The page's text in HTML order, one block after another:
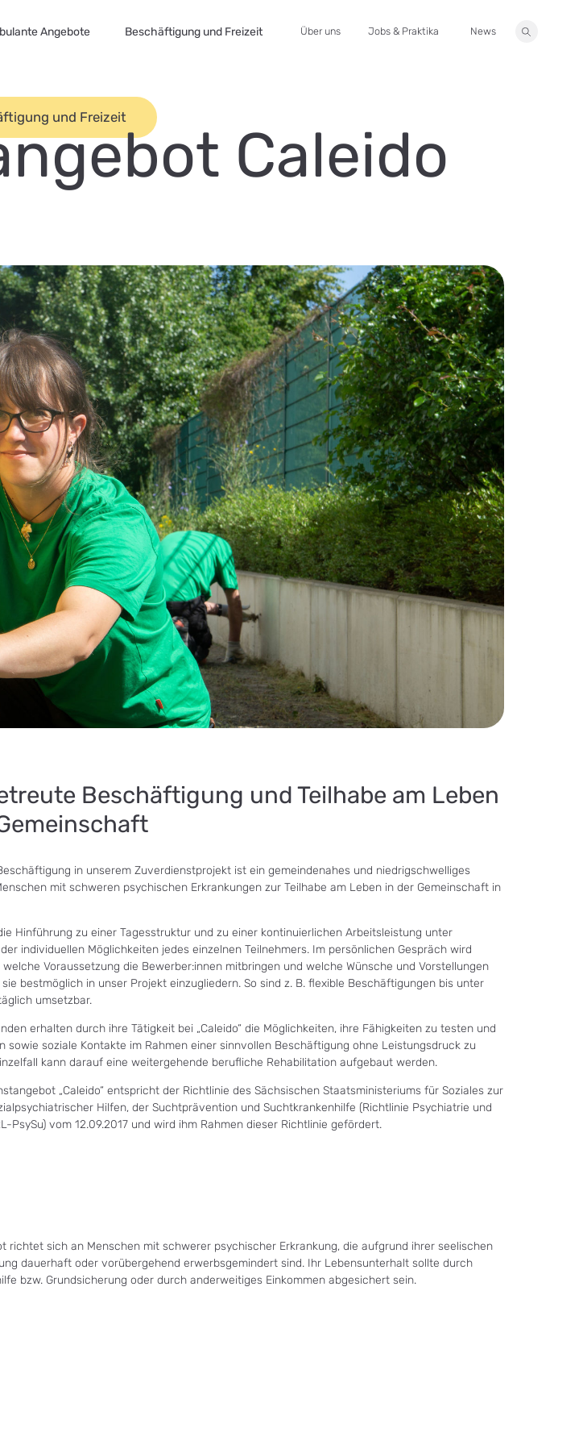
Angebote Beschäftigung und Freizeit Über uns Jobs & Praktika News
und Freizeit
Caleido
Beschäftigung und Teilhabe am Leben
in unserem Zuverdienstprojekt ist ein gemeindenahes und niedrigschwelliges
mit schweren psychischen Erkrankungen zur Teilhabe am Leben in der Gemeinschaft in
Hinführung zu einer Tagesstruktur und zu einer kontinuierlichen Arbeitsleistung unter
individuellen Möglichkeiten jedes einzelnen Teilnehmers. Im persönlichen Gespräch wird
Voraussetzung die Bewerber:innen mitbringen und welche Wünsche und Vorstellungen
bestmöglich in unser Projekt einzugliedern. So sind z. B. flexible Beschäftigungen bis unter
umsetzbar.
erhalten durch ihre Tätigkeit bei „Caleido“ die Möglichkeiten, ihre Fähigkeiten zu testen und
sowie soziale Kontakte im Rahmen einer sinnvollen Beschäftigung ohne Leistungsdruck zu
kann darauf eine weitergehende berufliche Rehabilitation aufgebaut werden.
„Caleido“ entspricht der Richtlinie des Sächsischen Staatsministeriums für Soziales zur
Hilfen, der Suchtprävention und Suchtkrankenhilfe (Richtlinie Psychiatrie und
PsySu) vom 12.09.2017 und wird ihm Rahmen dieser Richtlinie gefördert.
richtet sich an Menschen mit schwerer psychischer Erkrankung, die aufgrund ihrer seelischen
dauerhaft oder vorübergehend erwerbsgemindert sind. Ihr Lebensunterhalt sollte durch
bzw. Grundsicherung oder durch anderweitiges Einkommen abgesichert sein.